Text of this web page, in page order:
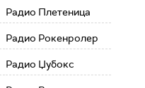
Радио Плетеница
Радио Рокенролер
Радио Џубокс